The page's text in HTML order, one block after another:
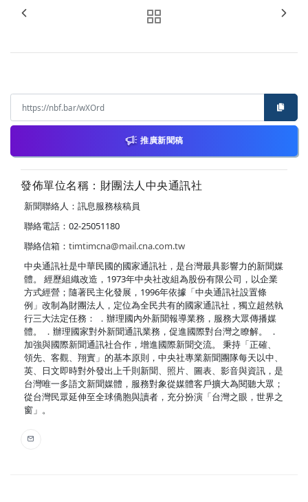
推廣新聞稿
發佈單位名稱：財團法人中央通訊社
新聞聯絡人：訊息服務核稿員
聯絡電話：02-25051180
聯絡信箱： timtimcna@mail.cna.com.tw
中央通訊社是中華民國的國家通訊社，是台灣最具影響力的新聞媒
體。 經歷組織改造，1973年中央社改組為股份有限公司，以企業
方式經營；隨著民主化發展，1996年依據「中央通訊社設置條
例」改制為財團法人，定位為全民共有的國家通訊社，獨立超然執
行三大法定任務： ．辦理國內外新聞報導業務，服務大眾傳播媒
體。 ．辦理國家對外新聞通訊業務，促進國際對台灣之瞭解。 ．
加強與國際新聞通訊社合作，增進國際新聞交流。 秉持「正確、
領先、客觀、翔實」的基本原則，中央社專業新聞團隊每天以中、
英、日文即時對外發出上千則新聞、照片、圖表、影音與資訊，是
台灣唯一多語文新聞媒體，服務對象從媒體客戶擴大為閱聽大眾；
從台灣民眾延伸至全球僑胞與讀者，充分扮演「台灣之眼，世界之
窗」。